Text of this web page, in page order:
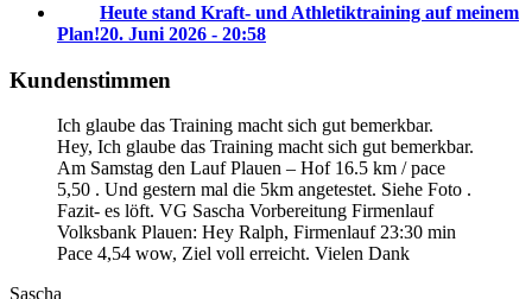
Heute stand Kraft- und Athletiktraining auf meinem
Plan!20. Juni 2026 - 20:58
Kundenstimmen
Ich glaube das Training macht sich gut bemerkbar.
Hey, Ich glaube das Training macht sich gut bemerkbar.
Am Samstag den Lauf Plauen – Hof 16.5 km / pace
5,50 . Und gestern mal die 5km angetestet. Siehe Foto .
Fazit- es löft. VG Sascha Vorbereitung Firmenlauf
Volksbank Plauen: Hey Ralph, Firmenlauf 23:30 min
Pace 4,54 wow, Ziel voll erreicht. Vielen Dank
Sascha